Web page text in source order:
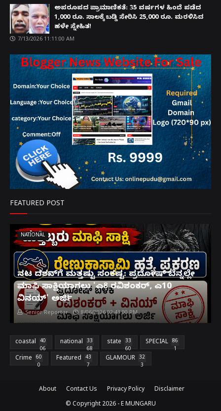
ಅಪರೂಪದ ಪ್ರಾಮಾಣಿಕತೆ: 35 ವರ್ಷಗಳ ಹಿಂದೆ ಪಡೆದ
1,000 ರೂ. ಸಾಲಕ್ಕೆ ಬಡ್ಡಿ ಸೇರಿಸಿ 25,000 ರೂ. ಮರಳಿಸಿದ
ಹಳೇ ಸ್ನೇಹಿತ!
7/13/2026 11:11:00 AM
FEATURED POST
NATIONAL
ನಟ ದರ್ಶನ್‌ಗೆ ಮತ್ತಷ್ಟು ಸಂಕಷ್ಟ: ಪ್ರದೋಷ್ ಬೆನ್ನಲ್ಲೇ
ಮಾಫಿ ಸಾಕ್ಷಿಯಾಗಲು 'ಎ8 ರವಿಶಂಕರ್, ಎ10
ವಿನಯ್' ಅರ್ಜಿ!
Senior Reporter 8/06/2026 02:43:00 PM
coastal
40
06
national
33
68
state
33
60
SPECIAL
86
1
Crime
60
0
Featured
43
7
GLAMOUR
32
3
About Contact Us Privacy Policy
Disclaimer
© Copyright 2026 -E MUNGARU